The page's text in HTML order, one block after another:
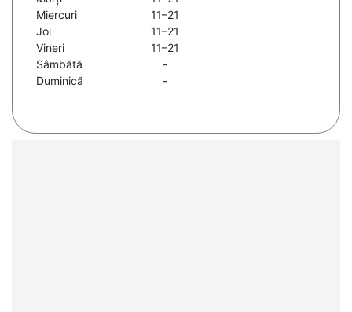
Miercuri
11–21
Joi
11–21
Vineri
11–21
Sâmbătă
-
Duminică
-